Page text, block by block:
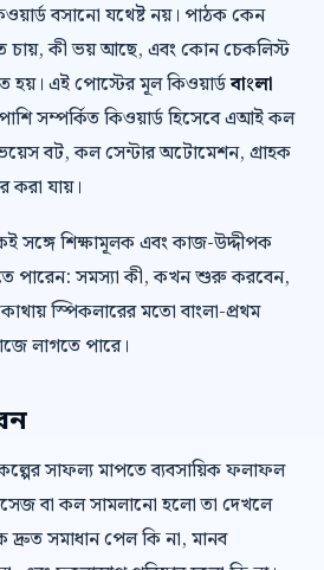
বসানো যথেষ্ট নয়। পাঠক কেন
চায়, কী ভয় আছে, এবং কোন চেকলিস্ট
হয়। এই পোস্টের মূল কিওয়ার্ডবাংলা
সম্পর্কিত কিওয়ার্ড হিসেবে এআই কল
ভয়েস বট, কল সেন্টার অটোমেশন, গ্রাহক
করা যায়।
সঙ্গে শিক্ষামূলক এবং কাজ-উদ্দীপক
পারেন: সমস্যা কী, কখন শুরু করবেন,
স্পিকলারের মতো বাংলা-প্রথম
লাগতে পারে।
সাফল্য মাপতে ব্যবসায়িক ফলাফল
বা কল সামলানো হলো তা দেখলে
দ্রুত সমাধান পেল কি না, মানব